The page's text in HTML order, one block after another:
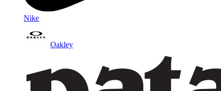
Nike
Oakley